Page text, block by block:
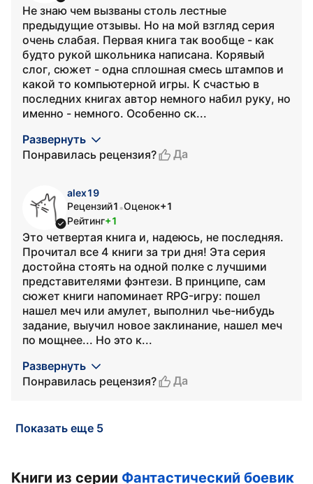
Не знаю чем вызваны столь лестные
предыдущие отзывы. Но на мой взгляд серия
очень слабая. Первая книга так вообще - как
будто рукой школьника написана. Корявый
слог, сюжет - одна сплошная смесь штампов и
какой то компьютерной игры. К счастью в
последних книгах автор немного набил руку, но
именно - немного. Особенно ск...
Развернуть
Понравилась рецензия?
Да
alex19
Рецензий1 •Оценок+1
Рейтинг+1
Это четвертая книга и, надеюсь, не последняя.
Прочитал все 4 книги за три дня! Эта серия
достойна стоять на одной полке с лучшими
представителями фэнтези. В принципе, сам
сюжет книги напоминает RPG-игру: пошел
нашел меч или амулет, выполнил чье-нибудь
задание, выучил новое заклинание, нашел меч
по мощнее... Но это к...
Развернуть
Понравилась рецензия?
Да
Показать еще 5
Книги из серии Фантастический боевик